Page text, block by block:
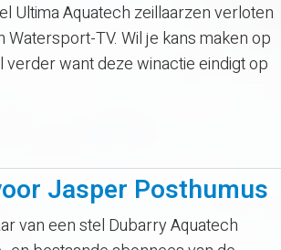
Ultima Aquatech zeillaarzen verloten
TV. Wil je kans maken op
verder want deze winactie eindigt op
Jasper Posthumus
van een stel Dubarry Aquatech